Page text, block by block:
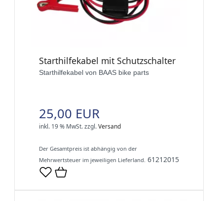
Starthilfekabel mit Schutzschalter
Starthilfekabel von BAAS bike parts
25,00 EUR
inkl. 19 % MwSt.zzgl.Versand
Der Gesamtpreis ist abhängig von der
Mehrwertsteuer im jeweiligen Lieferland. 61212015